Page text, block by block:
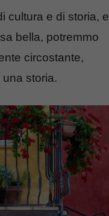
cultura e di storia, e
bella, potremmo
circostante,
storia.